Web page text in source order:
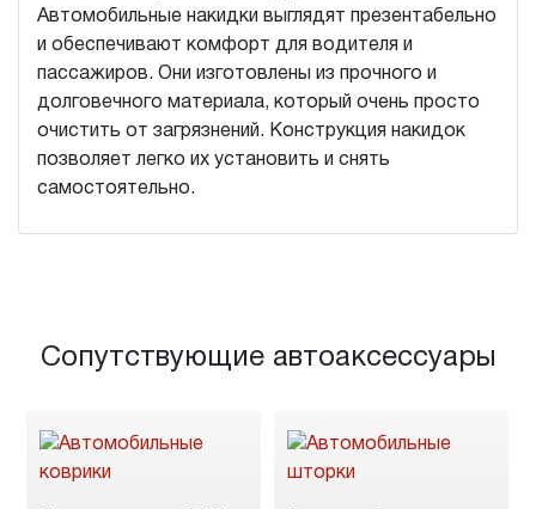
Автомобильные накидки выглядят презентабельно
и обеспечивают комфорт для водителя и
пассажиров. Они изготовлены из прочного и
долговечного материала, который очень просто
очистить от загрязнений. Конструкция накидок
позволяет легко их установить и снять
самостоятельно.
Сопутствующие автоаксессуары